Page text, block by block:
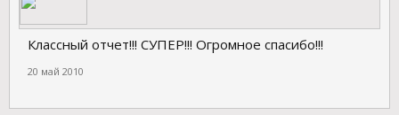
Классный отчет!!! СУПЕР!!! Огромное спасибо!!!
20 май 2010